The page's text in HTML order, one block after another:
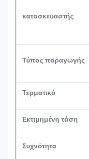
κατασκευαστής
Τύπος παραγωγής
Τερματικό
Εκτιμημένη τάση
Συχνότητα